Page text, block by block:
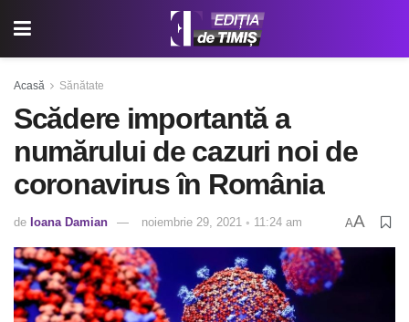
Acasă Sănătate
Scădere importantă a
numărului de cazuri noi de
coronavirus în România
de Ioana Damian noiembrie 29, 2021 ◦ 11:24 am AA